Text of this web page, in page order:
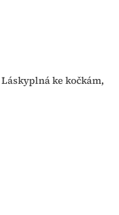
Láskyplná ke kočkám,